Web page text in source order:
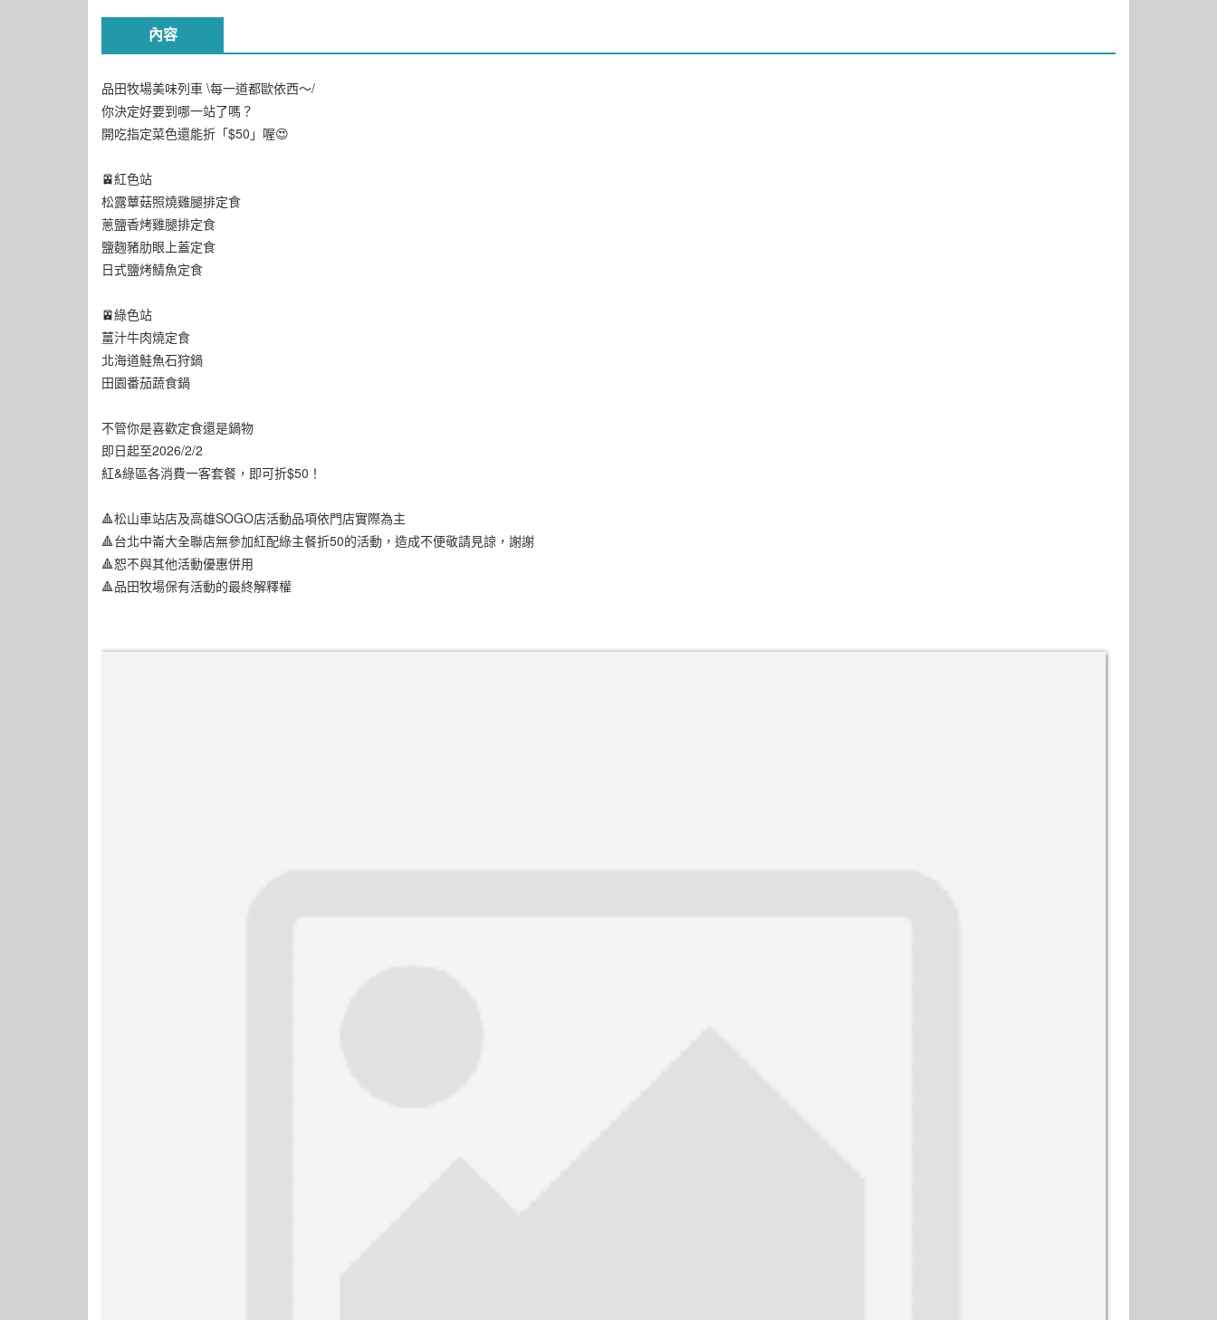
內容
品田牧場美味列車 \每一道都歐依西～/
你決定好要到哪一站了嗎？
開吃指定菜色還能折「$50」喔😍
🚈紅色站
松露蕈菇照燒雞腿排定食
蔥鹽香烤雞腿排定食
鹽麴豬肋眼上蓋定食
日式鹽烤鯖魚定食
🚈綠色站
薑汁牛肉燒定食
北海道鮭魚石狩鍋
田園番茄蔬食鍋
不管你是喜歡定食還是鍋物
即日起至2026/2/2
紅&綠區各消費一客套餐，即可折$50！
🔺松山車站店及高雄SOGO店活動品項依門店實際為主
🔺台北中崙大全聯店無參加紅配綠主餐折50的活動，造成不便敬請見諒，謝謝
🔺恕不與其他活動優惠併用
🔺品田牧場保有活動的最終解釋權